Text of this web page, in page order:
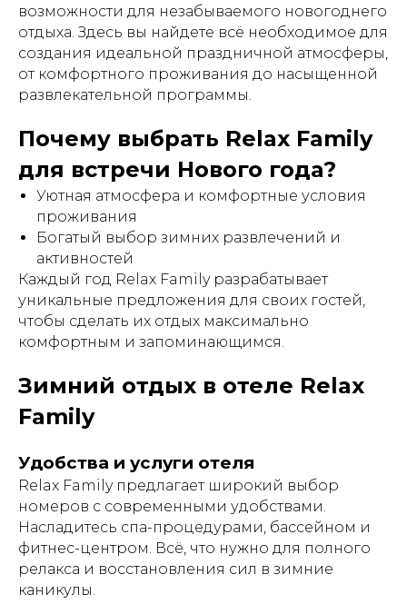
возможности для незабываемого новогоднего
отдыха. Здесь вы найдете всё необходимое для
создания идеальной праздничной атмосферы,
от комфортного проживания до насыщенной
развлекательной программы.
Почему выбрать Relax Family
для встречи Нового года?
Уютная атмосфера и комфортные условия
проживания
Богатый выбор зимних развлечений и
активностей
Каждый год Relax Family разрабатывает
уникальные предложения для своих гостей,
чтобы сделать их отдых максимально
комфортным и запоминающимся.
Зимний отдых в отеле Relax
Family
Удобства и услуги отеля
Relax Family предлагает широкий выбор
номеров с современными удобствами.
Насладитесь спа-процедурами, бассейном и
фитнес-центром. Всё, что нужно для полного
релакса и восстановления сил в зимние
каникулы.